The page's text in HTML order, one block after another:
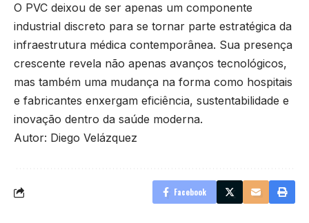
O PVC deixou de ser apenas um componente
industrial discreto para se tornar parte estratégica da
infraestrutura médica contemporânea. Sua presença
crescente revela não apenas avanços tecnológicos,
mas também uma mudança na forma como hospitais
e fabricantes enxergam eficiência, sustentabilidade e
inovação dentro da saúde moderna.
Autor: Diego Velázquez
Facebook